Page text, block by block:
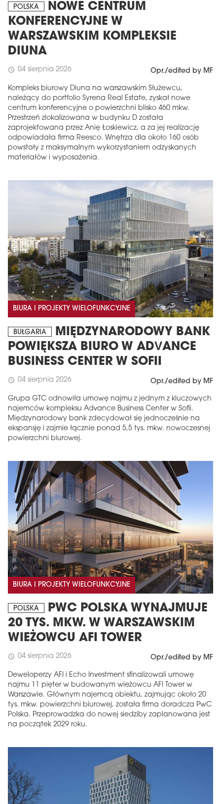
POLSKA
NOWE CENTRUM
KONFERENCYJNE W
WARSZAWSKIM KOMPLEKSIE
DIUNA
schedule 04 sierpnia 2026 Opr./edited by MF
Kompleks biurowy Diuna na warszawskim Służewcu,
należący do portfolio Syrena Real Estate, zyskał nowe
centrum konferencyjne o powierzchni blisko 460 mkw.
Przestrzeń zlokalizowana w budynku D została
zaprojektowana przez Anię Łoskiewicz, a za jej realizację
odpowiadała firma Reesco. Wnętrza dla około 160 osób
powstały z maksymalnym wykorzystaniem odzyskanych
materiałów i wyposażenia.
BIURA I PROJEKTY WIELOFUNKCYJNE
BUŁGARIA
MIĘDZYNARODOWY BANK
POWIĘKSZA BIURO W ADVANCE
BUSINESS CENTER W SOFII
schedule 04 sierpnia 2026 Opr./edited by MF
Grupa GTC odnowiła umowę najmu z jednym z kluczowych
najemców kompleksu Advance Business Center w Sofii.
Międzynarodowy bank zdecydował się jednocześnie na
ekspansję i zajmie łącznie ponad 5,5 tys. mkw. nowoczesnej
powierzchni biurowej.
BIURA I PROJEKTY WIELOFUNKCYJNE
POLSKA
PWC POLSKA WYNAJMUJE
20 TYS. MKW. W WARSZAWSKIM
WIEŻOWCU AFI TOWER
schedule 04 sierpnia 2026 Opr./edited by MF
Deweloperzy AFI i Echo Investment sfinalizowali umowę
najmu 11 pięter w budowanym wieżowcu AFI Tower w
Warszawie. Głównym najemcą obiektu, zajmując około 20
tys. mkw. powierzchni biurowej, została firma doradcza PwC
Polska. Przeprowadzka do nowej siedziby zaplanowana jest
na początek 2029 roku.